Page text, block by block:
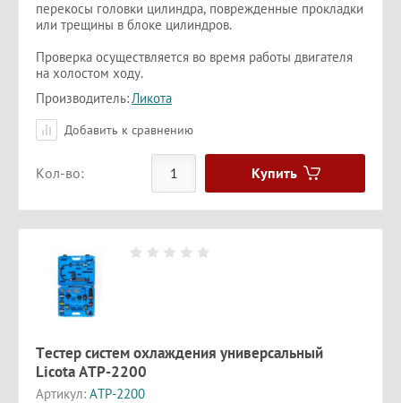
перекосы головки цилиндра, поврежденные прокладки
или трещины в блоке цилиндров.
Проверка осуществляется во время работы двигателя
на холостом ходу.
Производитель: Ликота
Добавить к сравнению
Кол-во: Купить
Тестер систем охлаждения универсальный
Licota ATP-2200
Артикул: ATP-2200